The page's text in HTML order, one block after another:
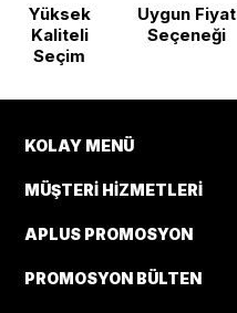
Yüksek
Kaliteli
Seçim
Uygun Fiyat
Seçeneği
KOLAY MENÜ
MÜŞTERI HIZMETLERI
APLUS PROMOSYON
PROMOSYON BÜLTEN